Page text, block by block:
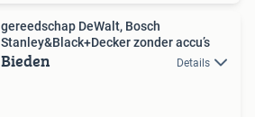
gereedschap DeWalt, Bosch
Stanley&Black+Decker zonder accu’s
Bieden Details